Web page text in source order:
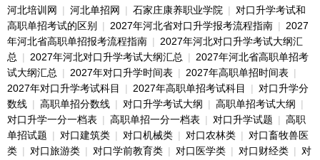
河北培训网 | 河北单招网 | 石家庄康养职业学院 | 对口升学考试和
高职单招考试的区别
| 2027年河北省对口升学报考流程指南 | 2027
年河北省高职单招报考流程指南 | 2027年河北对口升学考试大纲汇
总 | 2027年河北对口升学考试大纲汇总 | 2027年河北省高职单招考
试大纲汇总 | 2027年对口升学时间表 | 2027年高职单招时间表 |
2027年对口升学考试科目
| 2027年高职单招考试科目 | 对口升学分
数线 | 高职单招分数线 | 对口升学考试大纲 | 高职单招考试大纲 |
对口升学一分一档表 | 高职单招一分一档表 | 对口升学试题 | 高职
单招试题 | 对口建筑类 | 对口机械类 | 对口农林类 | 对口畜牧兽医
类 | 对口旅游类 | 对口学前教育类 | 对口医学类 | 对口财经类 | 对